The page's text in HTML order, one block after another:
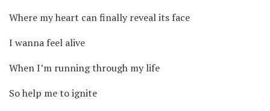
Where my heart can finally reveal its face
I wanna feel alive
When I’m running through my life
So help me to ignite